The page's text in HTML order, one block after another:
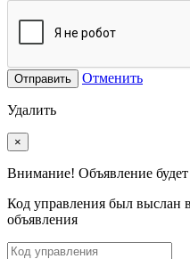
Отправить Отменить
Удалить
×
Внимание! Объявление будет
Код управления был выслан
объявления